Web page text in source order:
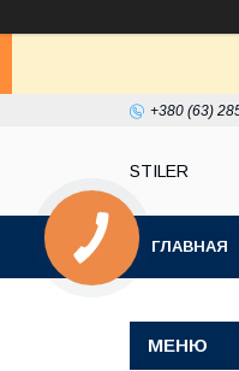
+380 (63)
STILER
ГЛАВНАЯ